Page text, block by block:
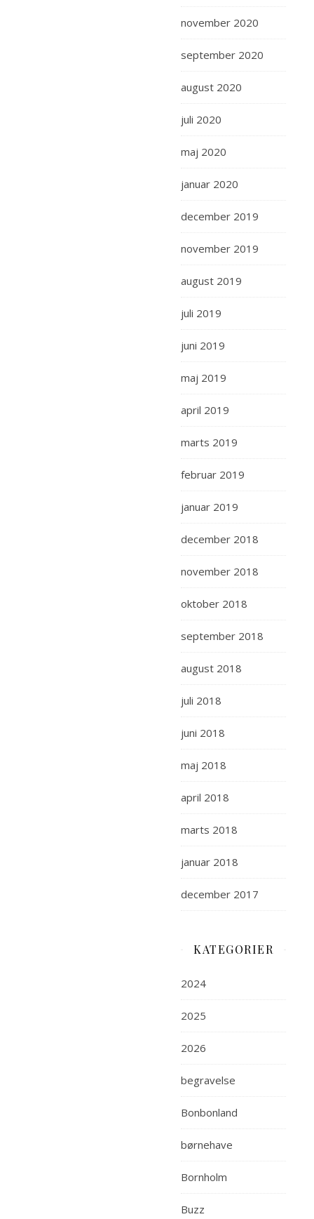
november 2020
september 2020
august 2020
juli 2020
maj 2020
januar 2020
december 2019
november 2019
august 2019
juli 2019
juni 2019
maj 2019
april 2019
marts 2019
februar 2019
januar 2019
december 2018
november 2018
oktober 2018
september 2018
august 2018
juli 2018
juni 2018
maj 2018
april 2018
marts 2018
januar 2018
december 2017
KATEGORIER
2024
2025
2026
begravelse
Bonbonland
børnehave
Bornholm
Buzz